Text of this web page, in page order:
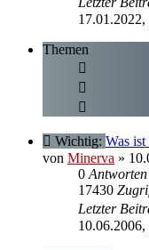
17.01.2022,
Themen
Wichtig: Was
von Minerva »
0 Antworten
17430
Letzter
10.06.2006,